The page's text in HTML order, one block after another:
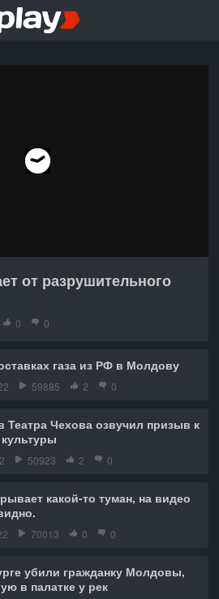
от разрушительного
0 0
газа из РФ в Молдову
59885 2 0
Театра Чехова озвучил призыв к
50923 2 0
какой-то туман, на видео
70013 0 0
убили гражданку Молдовы,
в палатке у рек